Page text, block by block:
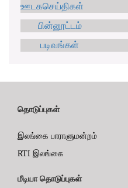
ஊடகசெய்திகள்
பின்னூட்டம்
படிவங்கள்
தொடுப்புகள்
இலங்கை பாராளுமன்றம்
RTI இலங்கை
மீடியா தொடுப்புகள்